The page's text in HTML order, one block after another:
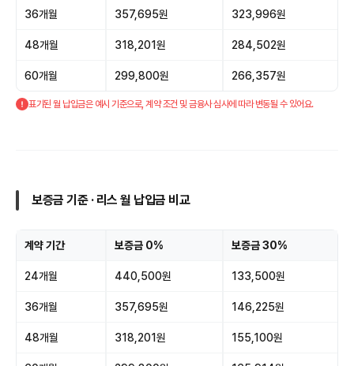
36개월 357,695원 323,996원
48개월 318,201원 284,502원
60개월 299,800원 266,357원
표기된 월 납입금은 예시 기준으로, 계약 조건 및 금융사 심사에 따라 변동될 수 있어요.
보증금 기준 · 리스 월 납입금 비교
계약 기간 보증금 0% 보증금 30%
24개월 440,500원 133,500원
36개월 357,695원 146,225원
48개월 318,201원 155,100원